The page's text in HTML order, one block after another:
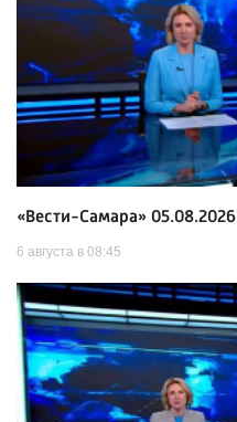
«Вести-Самара» 05.08.2026
6 августа в 08:45